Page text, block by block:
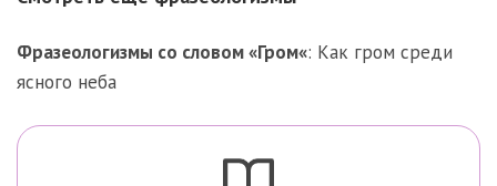
Фразеологизмы со словом «Гром«: Как гром среди
ясного неба